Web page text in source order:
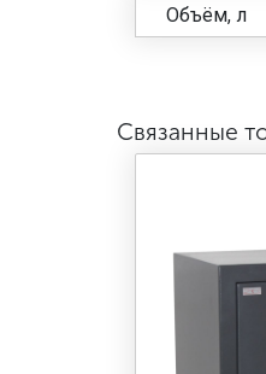
Объём, л
Связанные